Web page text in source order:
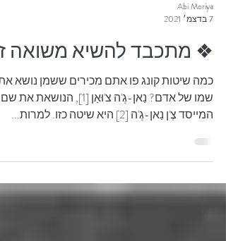
Abi Moriya
7 בדצמ׳ 2021
❖ מתכבד להשיא משואה
כמה שיטות קונג פו אתם מכירים ששמן נושא